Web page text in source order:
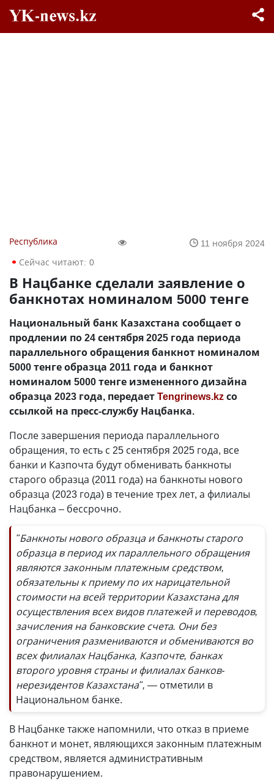
Республика
11 ноября 2024
Сейчас читают: 0
В Нацбанке сделали заявление о
банкнотах номиналом 5000 тенге
Национальный банк Казахстана сообщает о
продлении по 24 сентября 2025 года периода
параллельного обращения банкнот номиналом
5000 тенге образца 2011 года и банкнот
номиналом 5000 тенге измененного дизайна
образца 2023 года, передаетTengrinews.kzсо
ссылкой на пресс-службу Нацбанка.
После завершения периода параллельного
обращения, то есть с 25 сентября 2025 года, все
банки и Казпочта будут обменивать банкноты
старого образца (2011 года) на банкноты нового
образца (2023 года) в течение трех лет, а филиалы
Нацбанка – бессрочно.
"Банкноты нового образца и банкноты старого
образца в период их параллельного обращения
являются законным платежным средством,
обязательны к приему по их нарицательной
стоимости на всей территории Казахстана для
осуществления всех видов платежей и переводов,
зачисления на банковские счета. Они без
ограничения размениваются и обмениваются во
всех филиалах Нацбанка, Казпочте, банках
второго уровня страны и филиалах банков-
нерезидентов Казахстана", — отметили в
Национальном банке.
В Нацбанке также напомнили, что отказ в приеме
банкнот и монет, являющихся законным платежным
средством, является административным
правонарушением.